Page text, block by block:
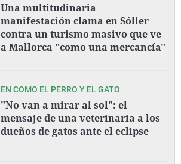
Una multitudinaria
manifestación clama en Sóller
contra un turismo masivo que ve
a Mallorca "como una mercancía"
EN COMO EL PERRO Y EL GATO
"No van a mirar al sol": el
mensaje de una veterinaria a los
dueños de gatos ante el eclipse